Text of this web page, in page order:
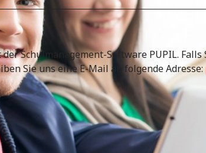
Schulmanagement-Software PUPIL.
Sie uns eine E-Mail an folgende Adresse: